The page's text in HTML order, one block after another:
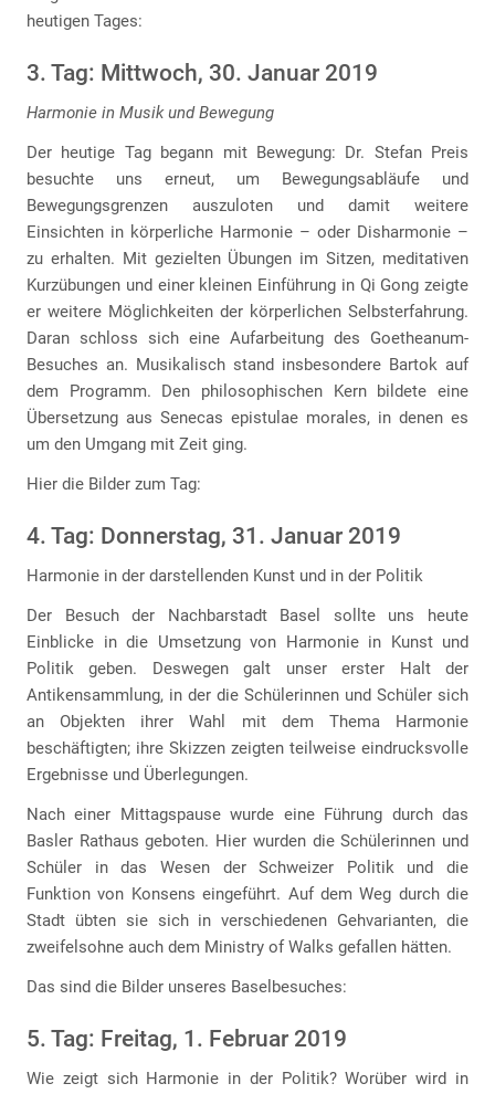
heutigen Tages:
3. Tag: Mittwoch, 30. Januar 2019
Harmonie in Musik und Bewegung
Der heutige Tag begann mit Bewegung: Dr. Stefan Preis
besuchte uns erneut, um Bewegungsabläufe und
Bewegungsgrenzen auszuloten und damit weitere
Einsichten in körperliche Harmonie – oder Disharmonie –
zu erhalten. Mit gezielten Übungen im Sitzen, meditativen
Kurzübungen und einer kleinen Einführung in Qi Gong zeigte
er weitere Möglichkeiten der körperlichen Selbsterfahrung.
Daran schloss sich eine Aufarbeitung des Goetheanum-
Besuches an. Musikalisch stand insbesondere Bartok auf
dem Programm. Den philosophischen Kern bildete eine
Übersetzung aus Senecas epistulae morales, in denen es
um den Umgang mit Zeit ging.
Hier die Bilder zum Tag:
4. Tag: Donnerstag, 31. Januar 2019
Harmonie in der darstellenden Kunst und in der Politik
Der Besuch der Nachbarstadt Basel sollte uns heute
Einblicke in die Umsetzung von Harmonie in Kunst und
Politik geben. Deswegen galt unser erster Halt der
Antikensammlung, in der die Schülerinnen und Schüler sich
an Objekten ihrer Wahl mit dem Thema Harmonie
beschäftigten; ihre Skizzen zeigten teilweise eindrucksvolle
Ergebnisse und Überlegungen.
Nach einer Mittagspause wurde eine Führung durch das
Basler Rathaus geboten. Hier wurden die Schülerinnen und
Schüler in das Wesen der Schweizer Politik und die
Funktion von Konsens eingeführt. Auf dem Weg durch die
Stadt übten sie sich in verschiedenen Gehvarianten, die
zweifelsohne auch dem Ministry of Walks gefallen hätten.
Das sind die Bilder unseres Baselbesuches:
5. Tag: Freitag, 1. Februar 2019
Wie zeigt sich Harmonie in der Politik? Worüber wird in